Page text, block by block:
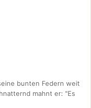
bunten Federn weit
mahnt er: "Es